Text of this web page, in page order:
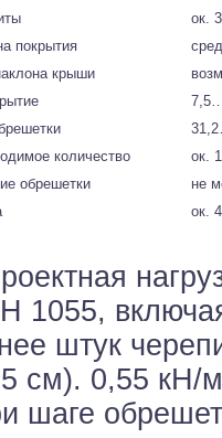
ок.
покрытия
крыши
количество
ок.
обрешетки
не
ок.
1055,
штук
см). 0,55 кН/
шаге